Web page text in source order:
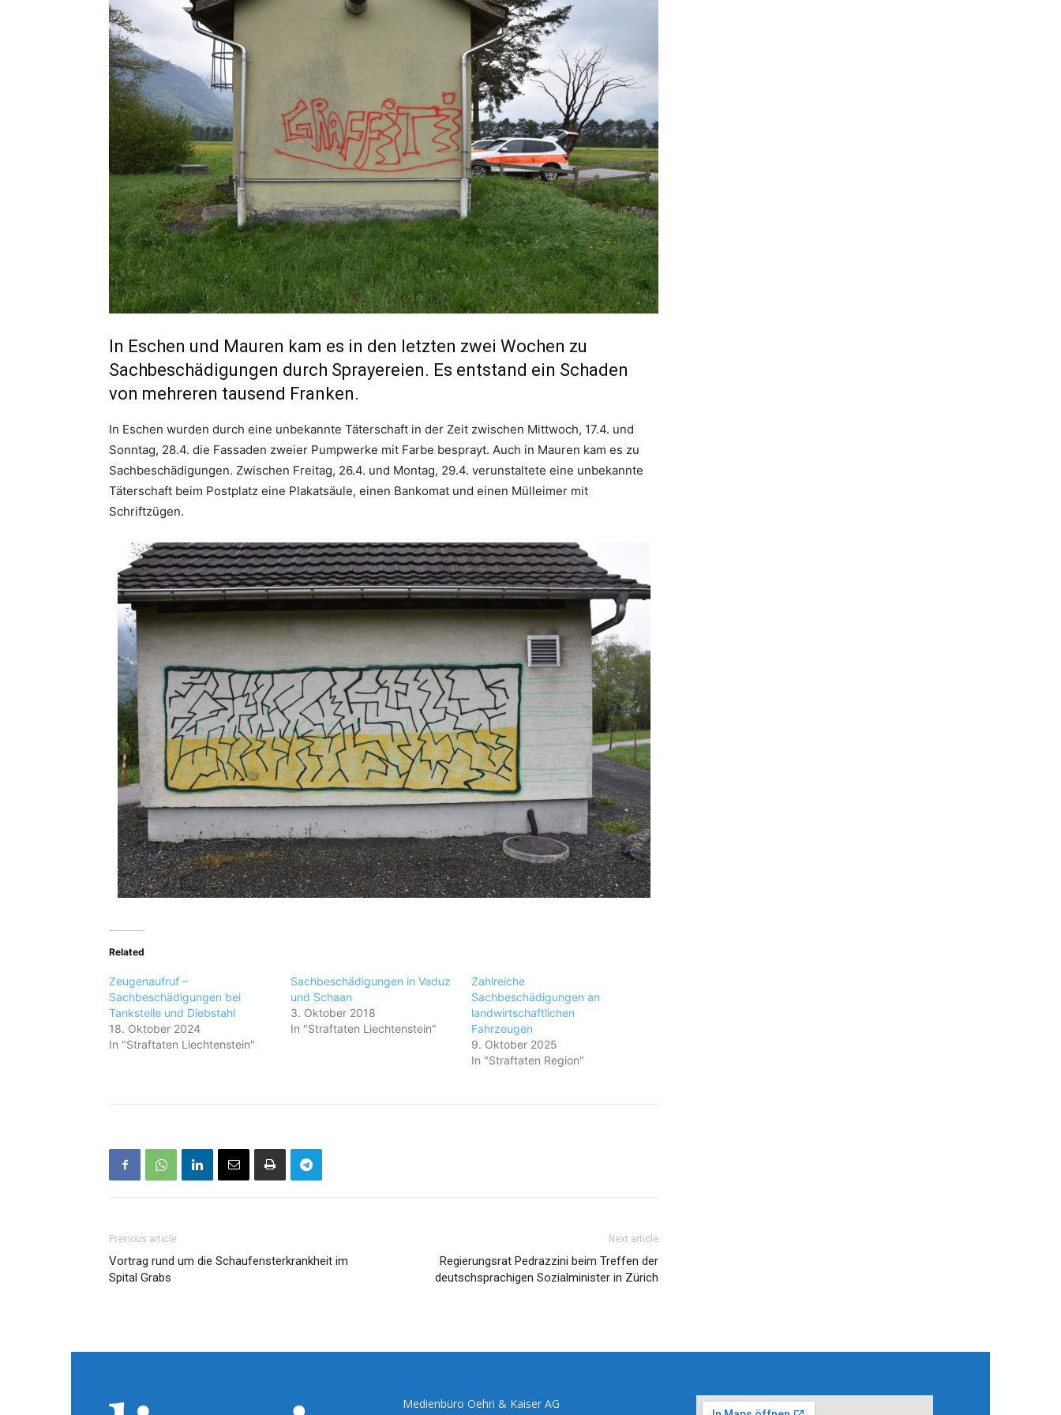
In Eschen und Mauren kam es in den letzten zwei Wochen zu
Sachbeschädigungen durch Sprayereien. Es entstand ein Schaden
von mehreren tausend Franken.
In Eschen wurden durch eine unbekannte Täterschaft in der Zeit zwischen Mittwoch, 17.4. und
Sonntag, 28.4. die Fassaden zweier Pumpwerke mit Farbe besprayt. Auch in Mauren kam es zu
Sachbeschädigungen. Zwischen Freitag, 26.4. und Montag, 29.4. verunstaltete eine unbekannte
Täterschaft beim Postplatz eine Plakatsäule, einen Bankomat und einen Mülleimer mit
Schriftzügen.
Related
Zeugenaufruf –
Sachbeschädigungen bei
Tankstelle und Diebstahl
18. Oktober 2024
In "Straftaten Liechtenstein"
Sachbeschädigungen in Vaduz
und Schaan
3. Oktober 2018
In "Straftaten Liechtenstein"
Zahlreiche
Sachbeschädigungen an
landwirtschaftlichen
Fahrzeugen
9. Oktober 2025
In "Straftaten Region"
Previous article
Vortrag rund um die Schaufensterkrankheit im
Spital Grabs
Next article
Regierungsrat Pedrazzini beim Treffen der
deutschsprachigen Sozialminister in Zürich
Medienbüro Oehri & Kaiser AG